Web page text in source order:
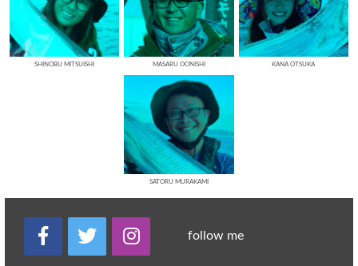
SHINOBU MITSUISHI MASARU OONISHI KANA OTSUKA
SATORU MURAKAMI
follow me